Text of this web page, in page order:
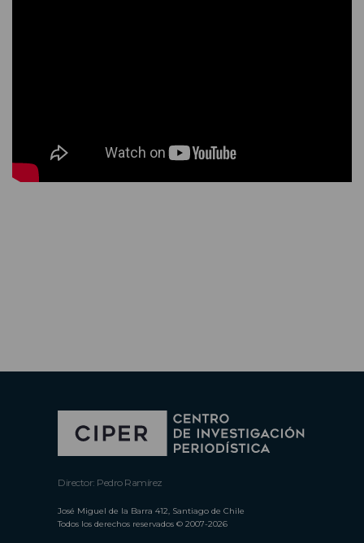
Director: Pedro Ramírez
José Miguel de la Barra 412, Santiago de Chile
Todos los derechos reservados © 2007-2026